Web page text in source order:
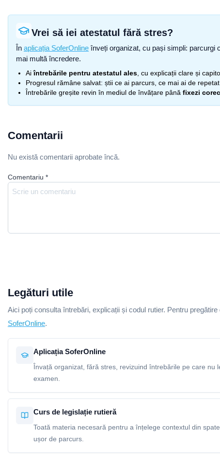
Vrei să iei atestatul fără stres?
În aplicația SoferOnline înveți organizat, cu pași simpli: parcurgi
mai multă încredere.
Aiîntrebările pentru atestatul ales , cu explicații clare și
Progresul rămâne salvat: știi ce ai parcurs, ce mai ai de
Întrebările greșite revin în mediul de învățare până fixezi
Comentarii
Nu există comentarii aprobate încă.
Comentariu *
Legături utile
Aici poți consulta întrebări, explicații și codul rutier. Pentru
SoferOnline.
Aplicația SoferOnline
Învață organizat, fără stres, revizuind întrebările pe care nu
examen.
Curs de legislație rutieră
Toată materia necesară pentru a înțelege contextul din
ușor de parcurs.